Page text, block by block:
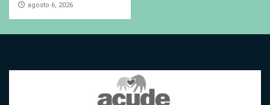
agosto 6, 2026